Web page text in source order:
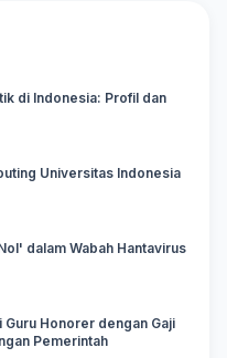
di Indonesia: Profil dan
Universitas Indonesia
dalam Wabah Hantavirus
Honorer dengan Gaji
Pemerintah